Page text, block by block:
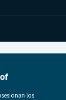
los